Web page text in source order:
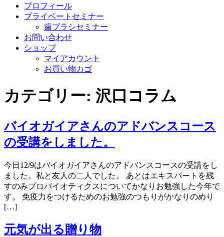
プロフィール
プライベートセミナー
歯ブラシセミナー
お問い合わせ
ショップ
マイアカウント
お買い物カゴ
カテゴリー: 沢口コラム
バイオガイアさんのアドバンスコース
の受講をしました。
今日12/9はバイオガイアさんのアドバンスコースの受講をし
ました。私と友人の二人でした。 あとはエキスパートを残
すのみプロバイオティクスについてかなりお勉強した今年で
す。 免疫力をつけるためのお勉強のつもりがかなりのめり
[…]
元気が出る贈り物